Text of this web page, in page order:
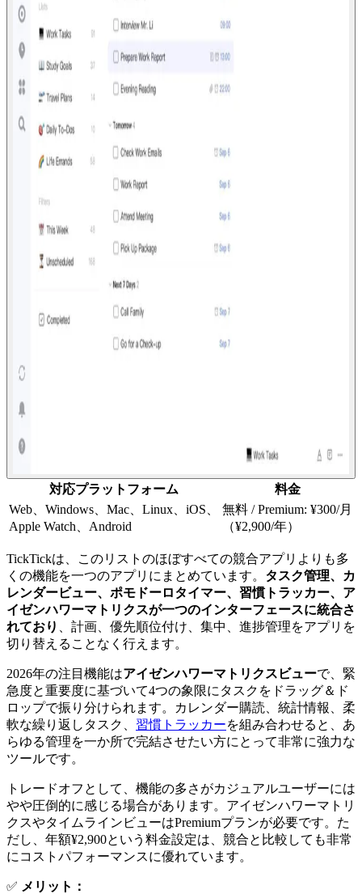
対応プラットフォーム
料金
Web、Windows、Mac、Linux、iOS、
Apple Watch、Android
無料 / Premium: ¥300/月
（¥2,900/年）
TickTickは、このリストのほぼすべての競合アプリよりも多
くの機能を一つのアプリにまとめています。 タスク管理、カ
レンダービュー、ポモドーロタイマー、習慣トラッカー、ア
イゼンハワーマトリクスが一つのインターフェースに統合さ
れており
、計画、優先順位付け、集中、進捗管理をアプリを
切り替えることなく行えます。
2026年の注目機能はアイゼンハワーマトリクスビューで、緊
急度と重要度に基づいて4つの象限にタスクをドラッグ＆ド
ロップで振り分けられます。カレンダー購読、統計情報、柔
軟な繰り返しタスク、 習慣トラッカーを組み合わせると、あ
らゆる管理を一か所で完結させたい方にとって非常に強力な
ツールです。
トレードオフとして、機能の多さがカジュアルユーザーには
やや圧倒的に感じる場合があります。アイゼンハワーマトリ
クスやタイムラインビューはPremiumプランが必要です。た
だし、年額¥2,900という料金設定は、競合と比較しても非常
にコストパフォーマンスに優れています。
✅ メリット：